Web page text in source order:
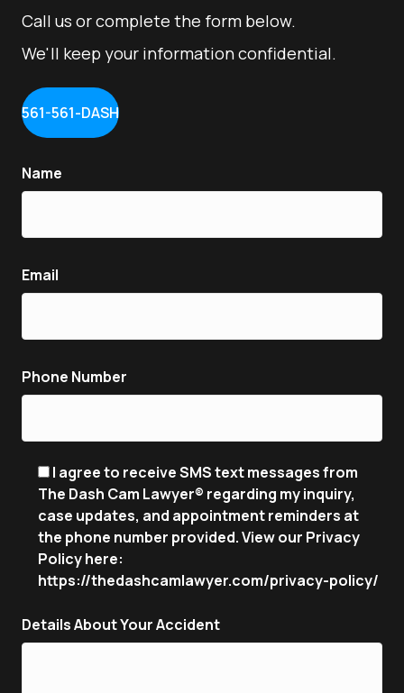
Call us or complete the form below.
We'll keep your information confidential.
561-561-DASH
Name
Email
Phone Number
I agree to receive SMS text messages from
The Dash Cam Lawyer® regarding my inquiry,
case updates, and appointment reminders at
the phone number provided. View our Privacy
Policy here:
https://thedashcamlawyer.com/privacy-policy/
Details About Your Accident